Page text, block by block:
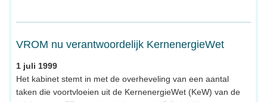
VROM nu verantwoordelijk KernenergieWet
1 juli 1999
Het kabinet stemt in met de overheveling van een aantal
taken die voortvloeien uit de KernenergieWet (KeW) van de